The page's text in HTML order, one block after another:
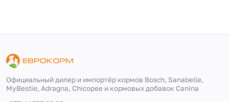
Официальный дилер и импортёр кормов Bosch, Sanabelle,
MyBestie, Adragna, Сhicopee и кормовых добавок Canina